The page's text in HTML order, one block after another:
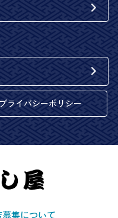
プライバシーポリシー
集について